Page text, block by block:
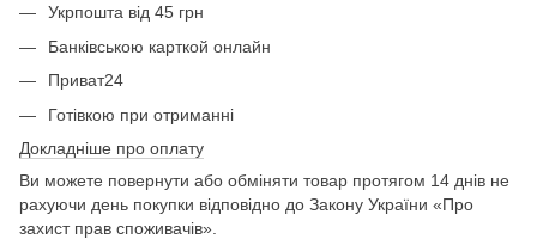
Укрпошта від 45 грн
Банківською карткой онлайн
Приват24
Готівкою при отриманні
Докладніше про оплату
Ви можете повернути або обміняти товар протягом 14 днів не
рахуючи день покупки відповідно до Закону України «Про
захист прав споживачів».